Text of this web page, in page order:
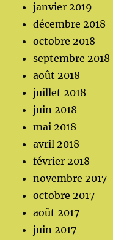
janvier 2019
décembre 2018
octobre 2018
septembre 2018
août 2018
juillet 2018
juin 2018
mai 2018
avril 2018
février 2018
novembre 2017
octobre 2017
août 2017
juin 2017